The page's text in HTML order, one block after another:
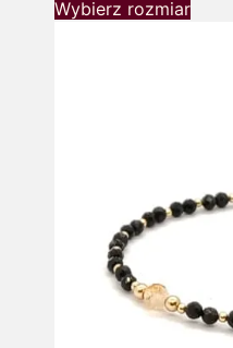
Wybierz rozmiar